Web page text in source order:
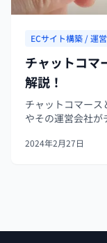
ECサイト構築 / 運営
チャットコマ
解説！
チャットコマース
やその運営会社
合、LINEや
2024年2月27日